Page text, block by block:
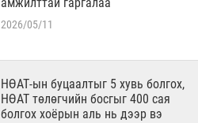
2026/05/11
НӨАТ-ын буцаалтыг 5 хувь болгох,
НӨАТ төлөгчийн босгыг 400 сая
болгох хоёрын аль нь дээр вэ